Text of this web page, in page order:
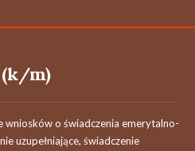
m)
o świadczenia emerytalno-
uzupełniające, świadczenie